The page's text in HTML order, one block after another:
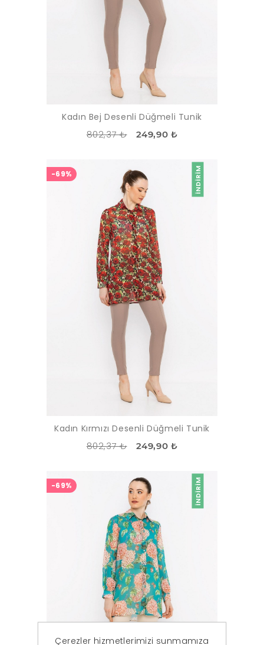
Kadın Bej Desenli Düğmeli Tunik
802,37 ₺ 249,90 ₺
İNDIRIM
-69%
Kadın Kırmızı Desenli Düğmeli Tunik
802,37 ₺ 249,90 ₺
İNDIRIM
-69%
Çerezler hizmetlerimizi sunmamıza